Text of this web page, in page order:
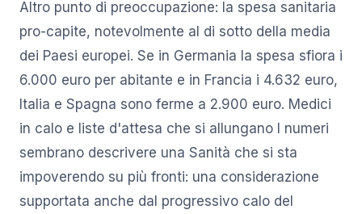
Altro punto di preoccupazione: la spesa sanitaria
pro-capite, notevolmente al di sotto della media
dei Paesi europei. Se in Germania la spesa sfiora i
6.000 euro per abitante e in Francia i 4.632 euro,
Italia e Spagna sono ferme a 2.900 euro. Medici
in calo e liste d'attesa che si allungano I numeri
sembrano descrivere una Sanità che si sta
impoverendo su più fronti: una considerazione
supportata anche dal progressivo calo del